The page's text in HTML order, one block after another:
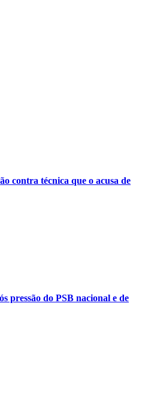
contra técnica que o acusa de
pressão do PSB nacional e de